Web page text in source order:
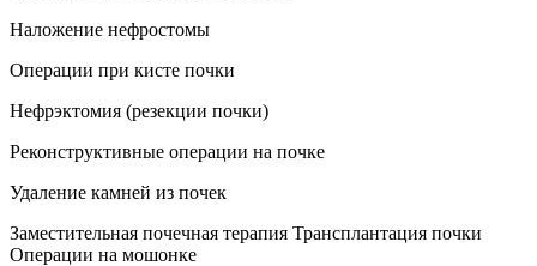
Наложение нефростомы
Операции при кисте почки
Нефрэктомия (резекции почки)
Реконструктивные операции на почке
Удаление камней из почек
Заместительная почечная терапия Трансплантация почки
Операции на мошонке